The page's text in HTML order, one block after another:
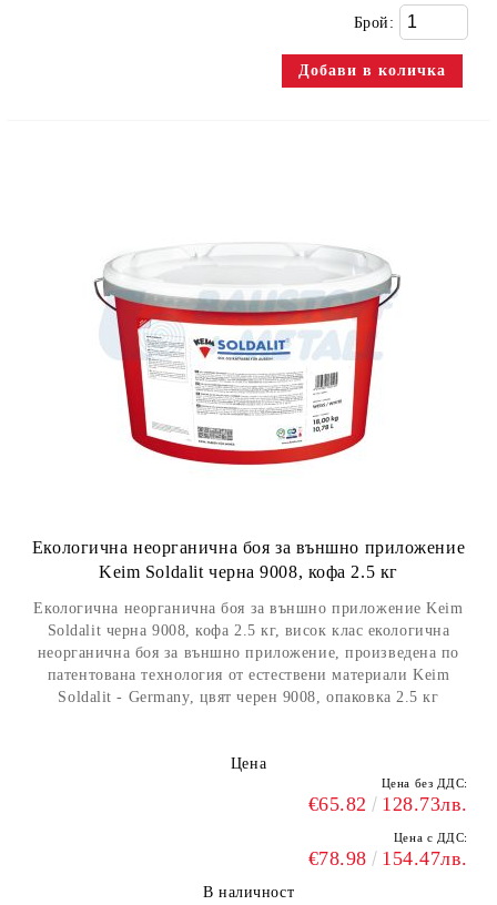
Брой:
Екологична неорганична боя за външно приложение
Keim Soldalit черна 9008, кофа 2.5 кг
Екологична неорганична боя за външно приложение Keim
Soldalit черна 9008, кофа 2.5 кг, висок клас екологична
неорганична боя за външно приложение, произведена по
патентована технология от естествени материали Keim
Soldalit - Germany, цвят черен 9008, опаковка 2.5 кг
Цена
Цена без ДДС:
€65.82 128.73лв.
Цена с ДДС:
€78.98 154.47лв.
В наличност